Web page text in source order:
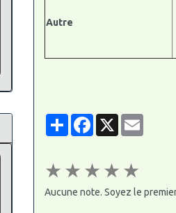
Autre
PartagerFacebook
X Email
★ ★ ★ ★ ★
Aucune note. Soyez le